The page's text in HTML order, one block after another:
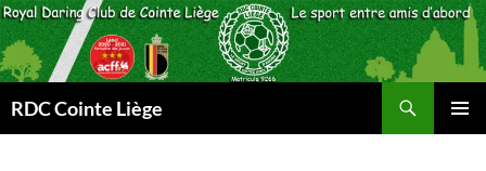
Aller
au
contenu
RDC Cointe Liège